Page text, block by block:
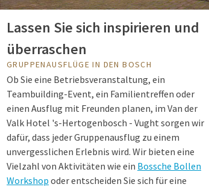
Lassen Sie sich inspirieren und
überraschen
GRUPPENAUSFLÜGE IN DEN BOSCH
Ob Sie eine Betriebsveranstaltung, ein
Teambuilding-Event, ein Familientreffen oder
einen Ausflug mit Freunden planen, im Van der
Valk Hotel 's-Hertogenbosch - Vught sorgen wir
dafür, dass jeder Gruppenausflug zu einem
unvergesslichen Erlebnis wird. Wir bieten eine
Vielzahl von Aktivitäten wie ein Bossche Bollen
Workshop oder entscheiden Sie sich für eine